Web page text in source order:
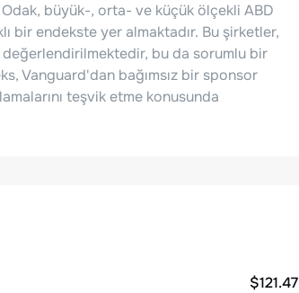
Odak, büyük-, orta- ve küçük ölçekli ABD
bir endekste yer almaktadır. Bu şirketler,
bu da sorumlu bir
Vanguard'dan bağımsız bir sponsor
teşvik etme konusunda
$121.47